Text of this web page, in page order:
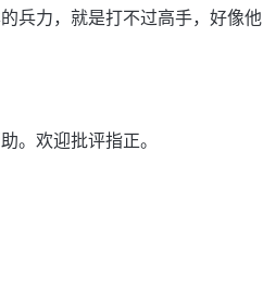
兵力，就是打不过高手，好像他
。欢迎批评指正。